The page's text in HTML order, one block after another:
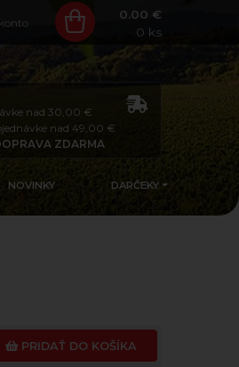
0.00 €
0 ks
nad 30,00 €
nad 49,00 €
ZDARMA
NOVINKY DARČEKY
PRIDAŤ DO KOŠÍKA